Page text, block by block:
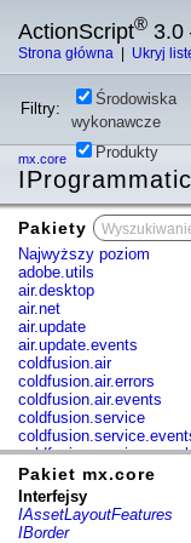
ActionScript® 3.0
Strona główna Ukryj
Filtry:
Środowiska
wykonawcze
Produkty
mx.core
Pakiety
Najwyższy poziom
adobe.utils
air.desktop
air.net
air.update
air.update.events
coldfusion.air
coldfusion.air.errors
coldfusion.air.events
coldfusion.service
coldfusion.service.mxml
Pakiet mx.core
Interfejsy
IAssetLayoutFeatures
IBorder